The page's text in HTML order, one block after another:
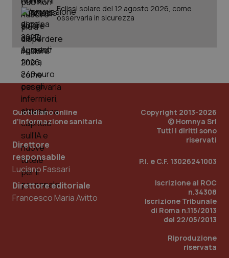
Eclissi solare del 12 agosto 2026, come
osservarla in sicurezza
Quotidiano online
d'informazione sanitaria
Direttore
responsabile
Luciano Fassari
Direttore editoriale
Francesco Maria Avitto
Copyright 2013-2026
© Homnya Srl
Tutti i diritti sono
riservati
P.I. e C.F. 13026241003
Iscrizione al ROC
n.34308
Iscrizione Tribunale
di Roma n.115/2013
del 22/05/2013
Riproduzione
riservata
PHPSESSID
www.quotidianosanita.it